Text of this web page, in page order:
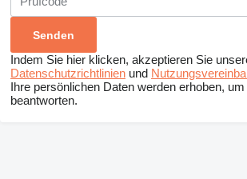
Indem Sie hier klicken, akzeptieren Sie
Datenschutzrichtlinien und
Ihre persönlichen Daten werden erhoben,
beantworten.